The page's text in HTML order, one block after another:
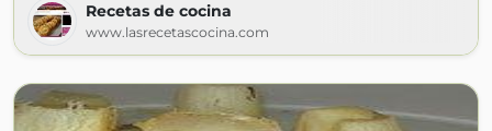
Recetas de cocina
www.lasrecetascocina.com